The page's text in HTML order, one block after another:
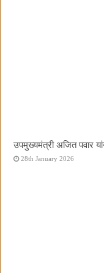
उपमुख्यमंत्री अजित पवार
28th January 2026